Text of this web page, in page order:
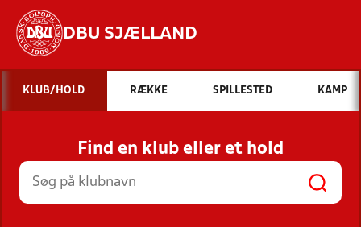
DBU SJÆLLAND
Hvad vil du søge efter?
INDHOLD OG NYHEDER
STILLINGER, RESULTATER, KLUBBER OG
HOLD
KLUB/HOLD RÆKKE SPILLESTED KAMP
Find en klub eller et hold